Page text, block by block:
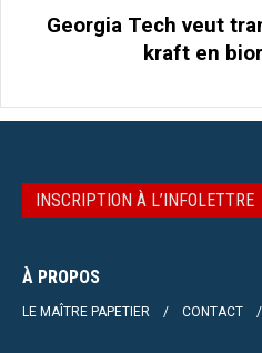
Georgia Tech veut
kraft en
INSCRIPTION À L’INFOLETTRE
À PROPOS
LE MAÎTRE PAPETIER CONTACT